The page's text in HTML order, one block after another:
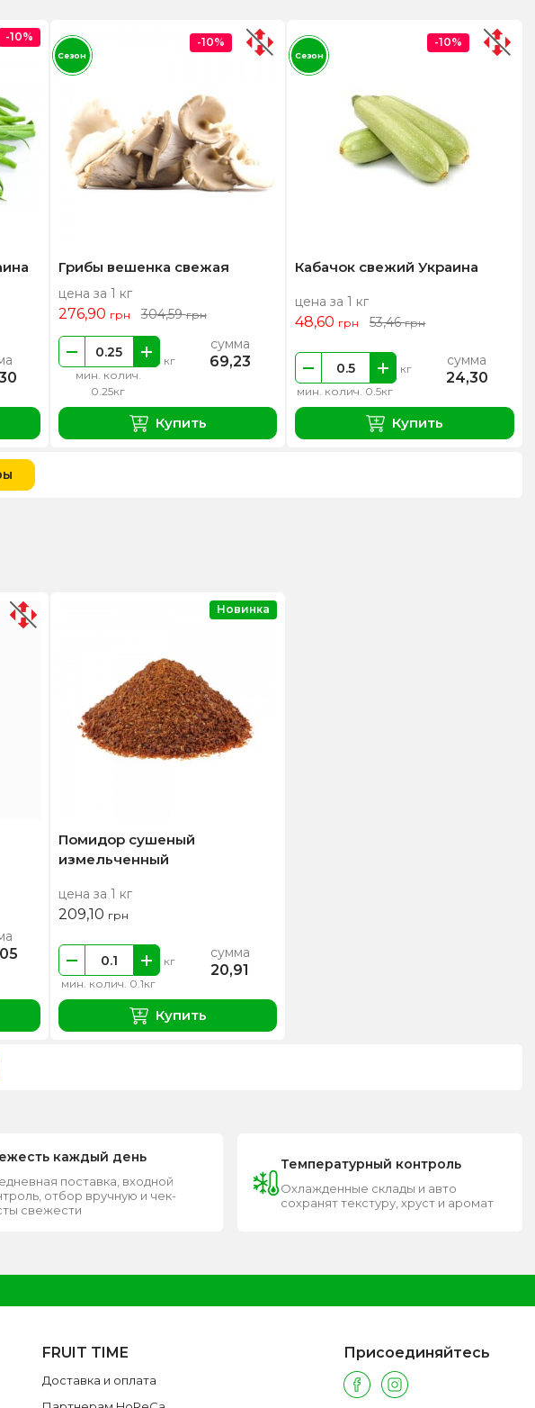
-10%
Грибы вешенка свежая
цена за 1 кг
276,90 грн 304,59грн
мин. колич.
0.25кг
кг
сумма
69,23
Купить
-10%
Сезон
Кабачок свежий Украина
цена за 1 кг
48,60 грн 53,46грн
мин. колич. 0.5кг
кг сумма
24,30
Купить
-10%
Сезон
Помидор сушеный
измельченный
цена за 1 кг
209,10 грн
мин. колич. 0.1кг
кг сумма
20,91
Купить
Новинка
каждый день
поставка, входной
отбор вручную и чек-
свежести
Температурный контроль
Охлажденные склады и авто
сохранят текстуру, хруст и аромат
FRUIT TIME
Доставка и оплата
Присоединяйтесь